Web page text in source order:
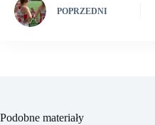
POPRZEDNI
Podobne materiały